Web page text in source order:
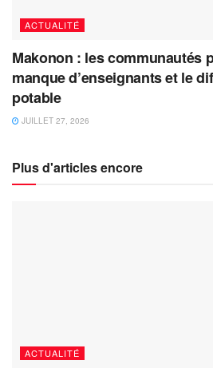
ACTUALITÉ
Makonon : les communautés
manque d’enseignants et le
potable
JUILLET 27, 2026
Plus d'articles encore
ACTUALITÉ